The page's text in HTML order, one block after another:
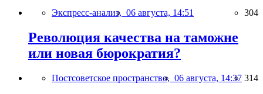
Экспресс-анализ, 06 августа, 14:51 304
Революция качества на таможне
или новая бюрократия?
Постсоветское пространство, 06 августа, 14:37 314